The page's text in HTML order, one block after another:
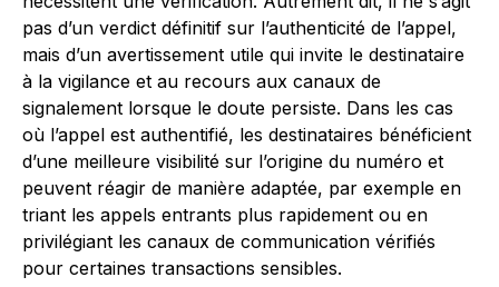
pas d’un verdict définitif sur l’authenticité de l’appel,
mais d’un avertissement utile qui invite le destinataire
à la vigilance et au recours aux canaux de
signalement lorsque le doute persiste. Dans les cas
où l’appel est authentifié, les destinataires bénéficient
d’une meilleure visibilité sur l’origine du numéro et
peuvent réagir de manière adaptée, par exemple en
triant les appels entrants plus rapidement ou en
privilégiant les canaux de communication vérifiés
pour certaines transactions sensibles.